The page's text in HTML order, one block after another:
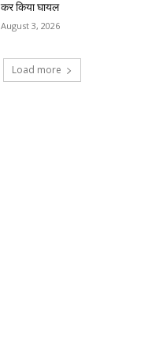
कर किया घायल
August 3, 2026
Load more